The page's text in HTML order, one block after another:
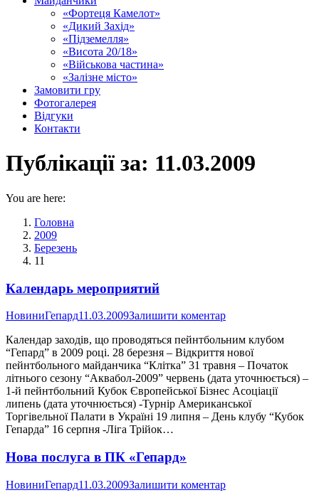
«Фортеця Камелот»
«Дикий Захід»
«Підземелля»
«Висота 20/18»
«Військова частина»
«Залізне місто»
Замовити гру
Фотогалерея
Відгуки
Контакти
Публікації за: 11.03.2009
You are here:
Головна
2009
Березень
11
Календарь мероприятий
НовиниГепард11.03.2009Залишити коментар
Календар заходів, що проводяться пейнтбольним клубом
“Гепард” в 2009 році. 28 березня – Відкриття нової
пейнтбольного майданчика “Клітка” 31 травня – Початок
літнього сезону “Аквабол-2009” червень (дата уточнюється) –
1-й пейнтбольний Кубок Європейської Бізнес Асоціації
липень (дата уточнюється) -Турнір Американської
Торгівельної Палати в Україні 19 липня – День клубу “Кубок
Гепарда” 16 серпня -Ліга Трійок…
Нова послуга в ПК «Гепард»
НовиниГепард11.03.2009Залишити коментар